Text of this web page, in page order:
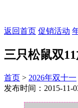
返回首页 促销活动
三只松鼠双
首页 > 2026年双十一
发布时间：2015-11-